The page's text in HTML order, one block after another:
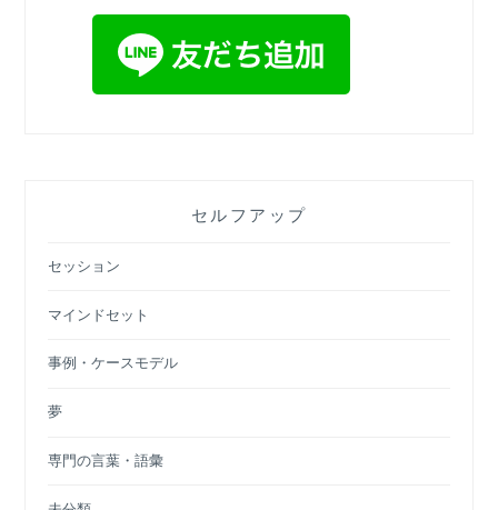
セルフアップ
セッション
マインドセット
事例・ケースモデル
夢
専門の言葉・語彙